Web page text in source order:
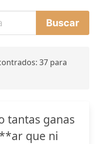
37 para
tantas ganas
que ni